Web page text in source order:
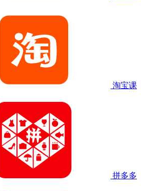
淘宝课
拼多多